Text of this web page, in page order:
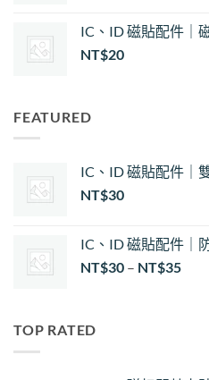
IC、ID 磁貼配件｜
NT$20
FEATURED
IC、ID 磁貼配件｜
NT$30
IC、ID 磁貼配件｜
NT$30 – NT$35價
TOP RATED